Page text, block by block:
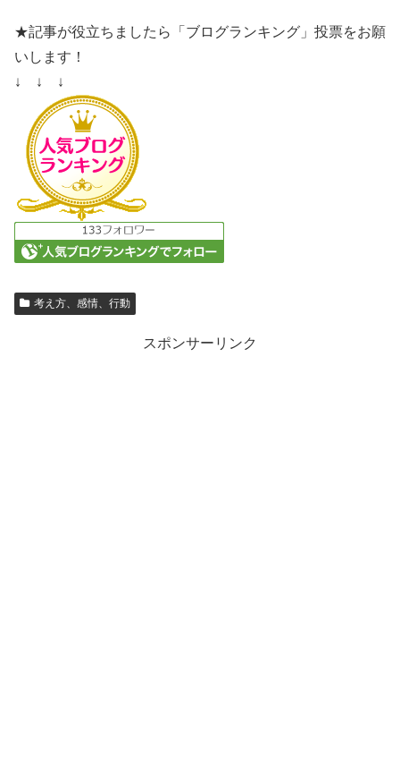
★記事が役立ちましたら「ブログランキング」投票をお願
いします！
↓ ↓ ↓
考え方、感情、行動
スポンサーリンク